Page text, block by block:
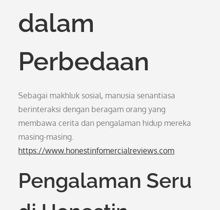
dalam
Perbedaan
Sebagai makhluk sosial, manusia senantiasa
berinteraksi dengan beragam orang yang
membawa cerita dan pengalaman hidup mereka
masing-masing.
https://www.honestinfomercialreviews.com
Pengalaman Seru